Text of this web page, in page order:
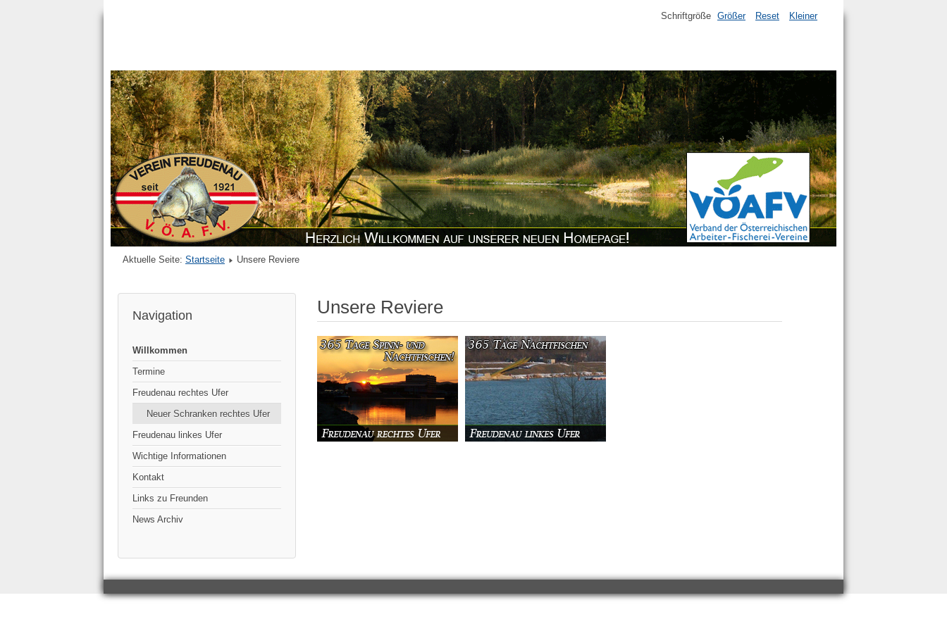
Schriftgröße Größer Reset Kleiner
Aktuelle Seite: Startseite Unsere Reviere
Navigation
Willkommen
Termine
Freudenau rechtes Ufer
Neuer Schranken rechtes Ufer
Freudenau linkes Ufer
Wichtige Informationen
Kontakt
Links zu Freunden
News Archiv
Unsere Reviere